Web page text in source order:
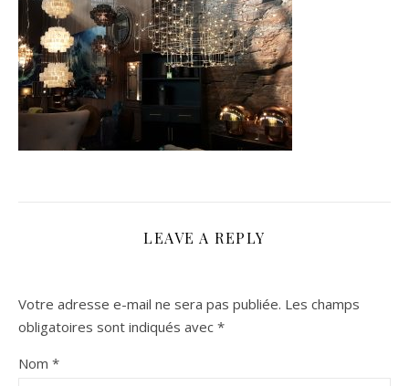
LEAVE A REPLY
Votre adresse e-mail ne sera pas publiée. Les champs
obligatoires sont indiqués avec *
Nom *